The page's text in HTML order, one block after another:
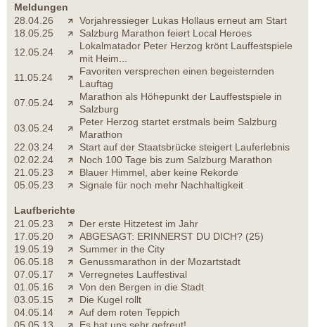
Meldungen
28.04.26
Vorjahressieger Lukas Hollaus erneut am Start
18.05.25
Salzburg Marathon feiert Local Heroes
12.05.24
Lokalmatador Peter Herzog krönt Lauffestspiele
mit Heim...
11.05.24
Favoriten versprechen einen begeisternden
Lauftag
07.05.24
Marathon als Höhepunkt der Lauffestspiele in
Salzburg
03.05.24
Peter Herzog startet erstmals beim Salzburg
Marathon
22.03.24
Start auf der Staatsbrücke steigert Lauferlebnis
02.02.24
Noch 100 Tage bis zum Salzburg Marathon
21.05.23
Blauer Himmel, aber keine Rekorde
05.05.23
Signale für noch mehr Nachhaltigkeit
Laufberichte
21.05.23
Der erste Hitzetest im Jahr
17.05.20
ABGESAGT: ERINNERST DU DICH? (25)
19.05.19
Summer in the City
06.05.18
Genussmarathon in der Mozartstadt
07.05.17
Verregnetes Lauffestival
01.05.16
Von den Bergen in die Stadt
03.05.15
Die Kugel rollt
04.05.14
Auf dem roten Teppich
05.05.13
Es hat uns sehr gefreut!